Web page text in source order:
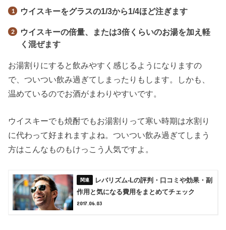
ウイスキーをグラスの1/3から1/4ほど注ぎます
ウイスキーの倍量、または3倍くらいのお湯を加え軽
く混ぜます
お湯割りにすると飲みやすく感じるようになりますの
で、ついつい飲み過ぎてしまったりもします。しかも、
温めているのでお酒がまわりやすいです。
ウイスキーでも焼酎でもお湯割りって寒い時期は水割り
に代わって好まれますよね。ついつい飲み過ぎてしまう
方はこんなものもけっこう人気ですよ。
レバリズム-Lの評判・口コミや効果・副
作用と気になる費用をまとめてチェック
2017.06.03